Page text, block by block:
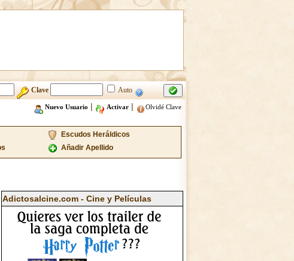
Clave Auto
Nuevo Usuario | Activar| Olvidé Clave
Escudos Heráldicos
Añadir Apellido
Adictosalcine.com - Cine y Películas